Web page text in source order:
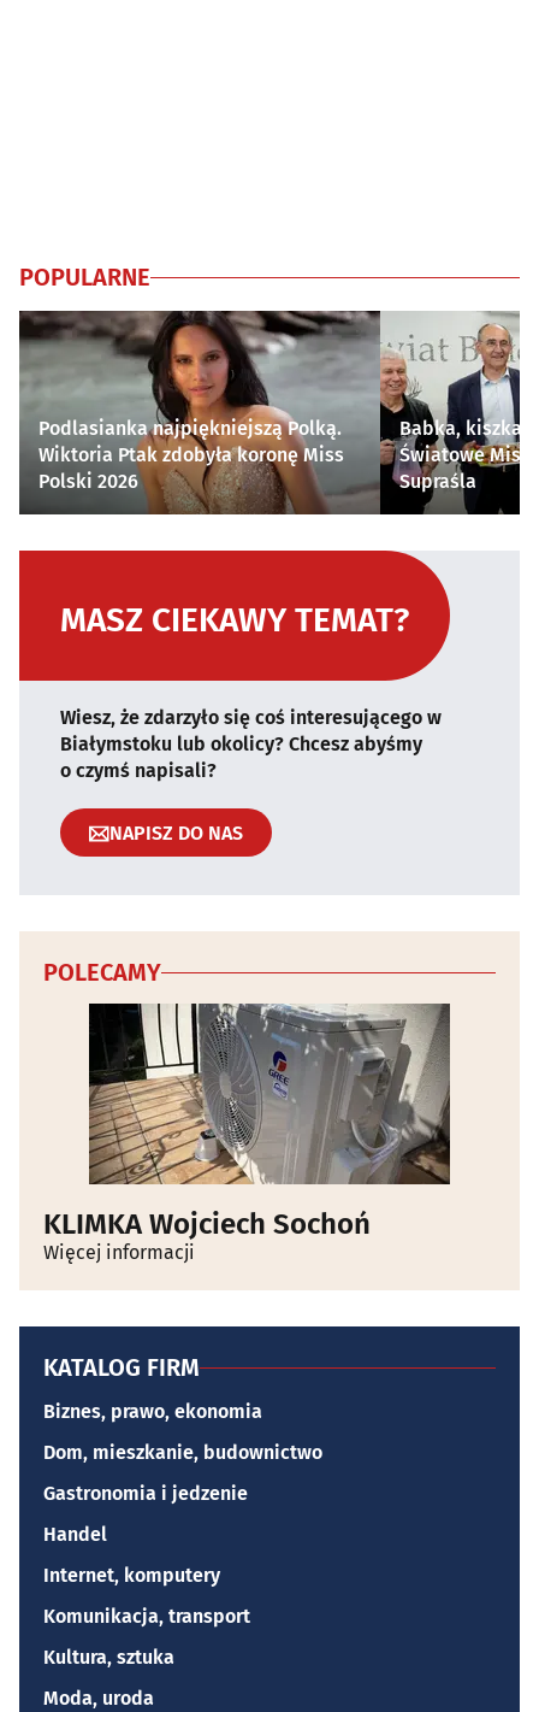
POPULARNE
Podlasianka najpiękniejszą Polką.
Wiktoria Ptak zdobyła koronę Miss
Polski 2026
Babka, kiszka i
Światowe
Supraśla
MASZ CIEKAWY TEMAT?
Wiesz, że zdarzyło się coś interesującego w
Białymstoku lub okolicy? Chcesz abyśmy
o czymś napisali?
NAPISZ DO NAS
POLECAMY
KLIMKA Wojciech Sochoń
Więcej informacji
KATALOG FIRM
Biznes, prawo, ekonomia
Dom, mieszkanie, budownictwo
Gastronomia i jedzenie
Handel
Internet, komputery
Komunikacja, transport
Kultura, sztuka
Moda, uroda